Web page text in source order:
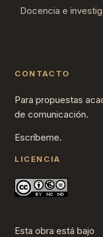
Docencia e
CONTACTO
Para propuestas
de comunicación.
Escríbeme.
LICENCIA
Esta obra está bajo